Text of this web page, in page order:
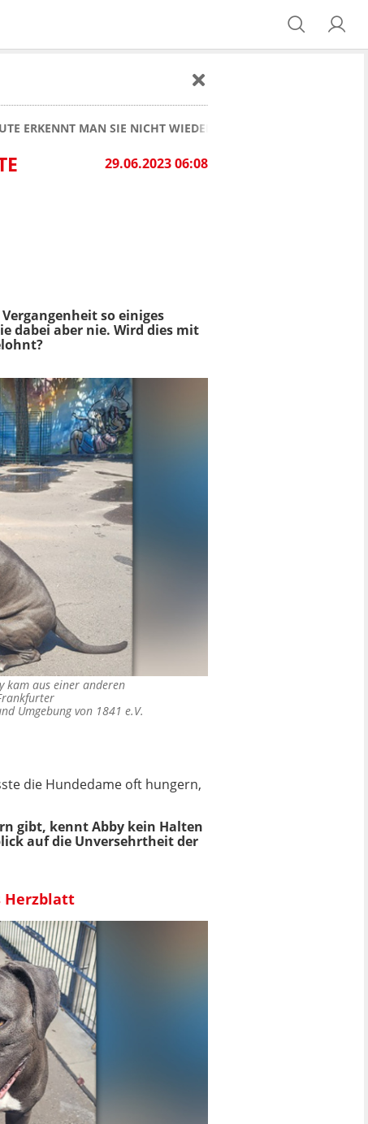
ERKENNT MAN SIE NICHT WIEDER
29.06.2023 06:08
so einiges
dabei aber nie. Wird dies mit
kam aus einer anderen
Umgebung von 1841 e.V.
die Hundedame oft hungern,
gibt, kennt Abby kein Halten
auf die Unversehrtheit der
Herzblatt